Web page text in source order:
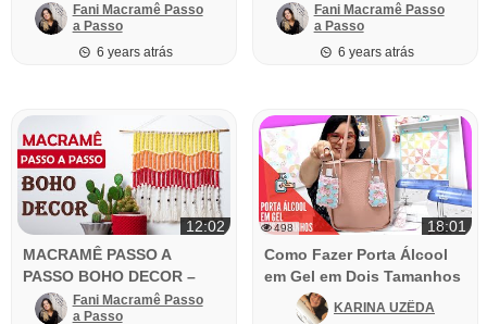
Fani Macramê Passo
a Passo
6 years atrás
Fani Macramê Passo
a Passo
6 years atrás
12:02
MACRAMÊ PASSO A
PASSO BOHO DECOR –
PAINEL EM MACRAMÊ
Fani Macramê Passo
a Passo
498
18:01
Como Fazer Porta Álcool
em Gel em Dois Tamanhos
KARINA UZÊDA